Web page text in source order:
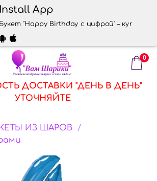
Install App
Букет "Happy Birthday с цифрой" – купить
0
ДОСТАВКИ "ДЕНЬ В ДЕНЬ"
УТОЧНЯЙТЕ
ИЗ ШАРОВ